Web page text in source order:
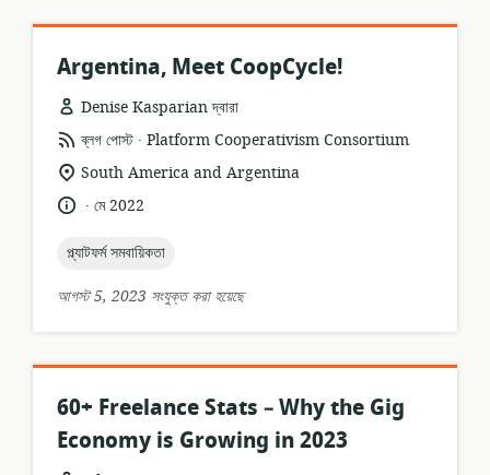
Argentina, Meet CoopCycle!
Denise Kasparian দ্বারা
তথ্যসম্পদের
ফর্ম্যাট:
ব্লগ পোস্ট .
প্রকাশক:Platform Cooperativism Consortium
প্রাসঙ্গিকতার
অবস্থান:
South America and Argentina
ভাষা: .
প্রকাশনারমে 2022
topic:
প্ল্যাটফর্ম সমবায়িকতা
আগস্ট 5, 2023 সংযুক্ত করা হয়েছে
60+ Freelance Stats – Why the Gig
Economy is Growing in 2023